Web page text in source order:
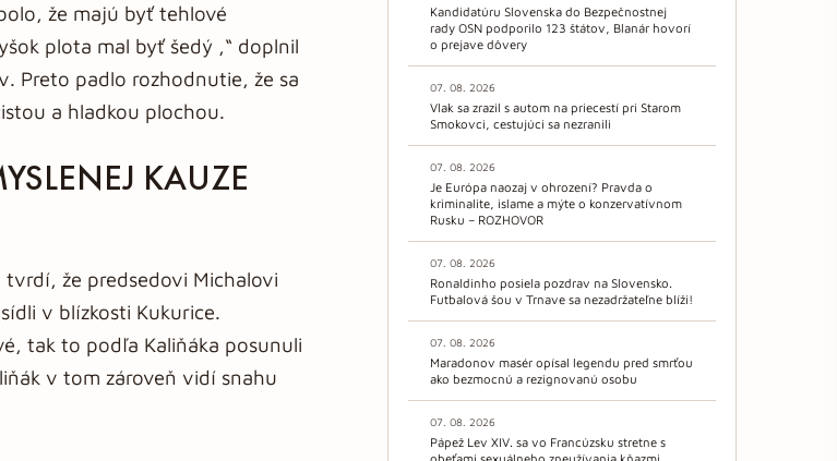
že majú byť tehlové
plota mal byť šedý ,“ doplnil
Preto padlo rozhodnutie, že sa
a hladkou plochou.
KAUZE
že predsedovi Michalovi
v blízkosti Kukurice.
tak to podľa Kaliňáka posunuli
v tom zároveň vidí snahu
Kandidatúru Slovenska do Bezpečnostnej
rady OSN podporilo 123 štátov, Blanár hovorí
o prejave dôvery
07. 08. 2026
Vlak sa zrazil s autom na priecestí pri Starom
Smokovci, cestujúci sa nezranili
07. 08. 2026
Je Európa naozaj v ohrození? Pravda o
kriminalite, islame a mýte o konzervatívnom
Rusku – ROZHOVOR
07. 08. 2026
Ronaldinho posiela pozdrav na Slovensko.
Futbalová šou v Trnave sa nezadržateľne blíži!
07. 08. 2026
Maradonov masér opísal legendu pred smrťou
ako bezmocnú a rezignovanú osobu
07. 08. 2026
Pápež Lev XIV. sa vo Francúzsku stretne s